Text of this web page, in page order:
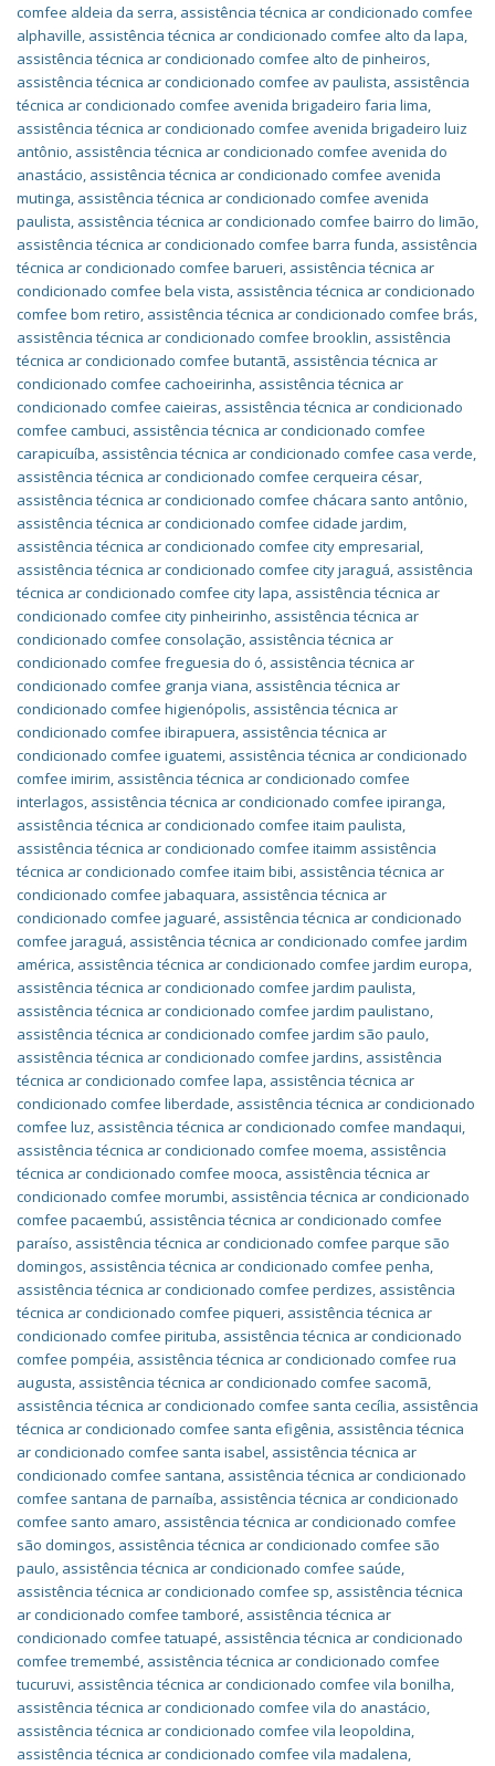
comfee aldeia da serra, assistência técnica ar condicionado comfee
alphaville, assistência técnica ar condicionado comfee alto da lapa,
assistência técnica ar condicionado comfee alto de pinheiros,
assistência técnica ar condicionado comfee av paulista, assistência
técnica ar condicionado comfee avenida brigadeiro faria lima,
assistência técnica ar condicionado comfee avenida brigadeiro luiz
antônio, assistência técnica ar condicionado comfee avenida do
anastácio, assistência técnica ar condicionado comfee avenida
mutinga, assistência técnica ar condicionado comfee avenida
paulista, assistência técnica ar condicionado comfee bairro do limão,
assistência técnica ar condicionado comfee barra funda, assistência
técnica ar condicionado comfee barueri, assistência técnica ar
condicionado comfee bela vista, assistência técnica ar condicionado
comfee bom retiro, assistência técnica ar condicionado comfee brás,
assistência técnica ar condicionado comfee brooklin, assistência
técnica ar condicionado comfee butantã, assistência técnica ar
condicionado comfee cachoeirinha, assistência técnica ar
condicionado comfee caieiras, assistência técnica ar condicionado
comfee cambuci, assistência técnica ar condicionado comfee
carapicuíba, assistência técnica ar condicionado comfee casa verde,
assistência técnica ar condicionado comfee cerqueira césar,
assistência técnica ar condicionado comfee chácara santo antônio,
assistência técnica ar condicionado comfee cidade jardim,
assistência técnica ar condicionado comfee city empresarial,
assistência técnica ar condicionado comfee city jaraguá, assistência
técnica ar condicionado comfee city lapa, assistência técnica ar
condicionado comfee city pinheirinho, assistência técnica ar
condicionado comfee consolação, assistência técnica ar
condicionado comfee freguesia do ó, assistência técnica ar
condicionado comfee granja viana, assistência técnica ar
condicionado comfee higienópolis, assistência técnica ar
condicionado comfee ibirapuera, assistência técnica ar
condicionado comfee iguatemi, assistência técnica ar condicionado
comfee imirim, assistência técnica ar condicionado comfee
interlagos, assistência técnica ar condicionado comfee ipiranga,
assistência técnica ar condicionado comfee itaim paulista,
assistência técnica ar condicionado comfee itaimm assistência
técnica ar condicionado comfee itaim bibi, assistência técnica ar
condicionado comfee jabaquara, assistência técnica ar
condicionado comfee jaguaré, assistência técnica ar condicionado
comfee jaraguá, assistência técnica ar condicionado comfee jardim
américa, assistência técnica ar condicionado comfee jardim europa,
assistência técnica ar condicionado comfee jardim paulista,
assistência técnica ar condicionado comfee jardim paulistano,
assistência técnica ar condicionado comfee jardim são paulo,
assistência técnica ar condicionado comfee jardins, assistência
técnica ar condicionado comfee lapa, assistência técnica ar
condicionado comfee liberdade, assistência técnica ar condicionado
comfee luz, assistência técnica ar condicionado comfee mandaqui,
assistência técnica ar condicionado comfee moema, assistência
técnica ar condicionado comfee mooca, assistência técnica ar
condicionado comfee morumbi, assistência técnica ar condicionado
comfee pacaembú, assistência técnica ar condicionado comfee
paraíso, assistência técnica ar condicionado comfee parque são
domingos, assistência técnica ar condicionado comfee penha,
assistência técnica ar condicionado comfee perdizes, assistência
técnica ar condicionado comfee piqueri, assistência técnica ar
condicionado comfee pirituba, assistência técnica ar condicionado
comfee pompéia, assistência técnica ar condicionado comfee rua
augusta, assistência técnica ar condicionado comfee sacomã,
assistência técnica ar condicionado comfee santa cecília, assistência
técnica ar condicionado comfee santa efigênia, assistência técnica
ar condicionado comfee santa isabel, assistência técnica ar
condicionado comfee santana, assistência técnica ar condicionado
comfee santana de parnaíba, assistência técnica ar condicionado
comfee santo amaro, assistência técnica ar condicionado comfee
são domingos, assistência técnica ar condicionado comfee são
paulo, assistência técnica ar condicionado comfee saúde,
assistência técnica ar condicionado comfee sp, assistência técnica
ar condicionado comfee tamboré, assistência técnica ar
condicionado comfee tatuapé, assistência técnica ar condicionado
comfee tremembé, assistência técnica ar condicionado comfee
tucuruvi, assistência técnica ar condicionado comfee vila bonilha,
assistência técnica ar condicionado comfee vila do anastácio,
assistência técnica ar condicionado comfee vila leopoldina,
assistência técnica ar condicionado comfee vila madalena,